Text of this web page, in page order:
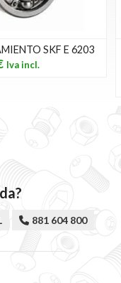
SKF E 6203
881 604 800